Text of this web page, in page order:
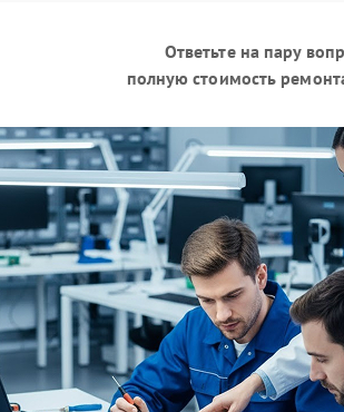
Ответьте на пару
полную стоимость